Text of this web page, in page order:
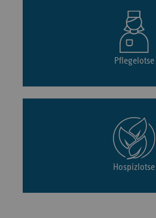
Pflegelotse
Hospizlotse